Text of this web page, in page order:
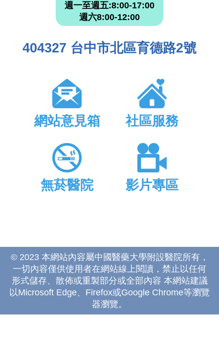
週一至週五:8:00-17:00
週六8:00-12:00
404327 台中市北區育德路2號
網站意見箱 社區服務
無菸醫院 影片專區
© 2023 本網站內容屬中國醫藥大學附設醫院所有，
一切內容僅供使用者在網站線上閱讀，禁止以任何
形式儲存、散佈或重製部分或全部內容 本網站建議
以Microsoft Edge、Firefox或Google Chrome等瀏覽
器瀏覽。